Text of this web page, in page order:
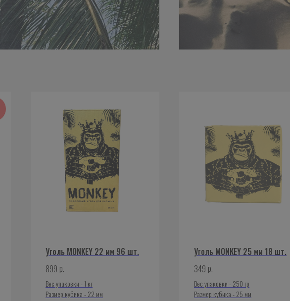
Уголь MONKEY 22 мм 96 шт.
899 р.
Вес упаковки - 1 кг
Размер кубика - 22 мм
Уголь MONKEY 25 мм 18 шт.
349 р.
Вес упаковки - 250 гр
Размер кубика - 25 мм